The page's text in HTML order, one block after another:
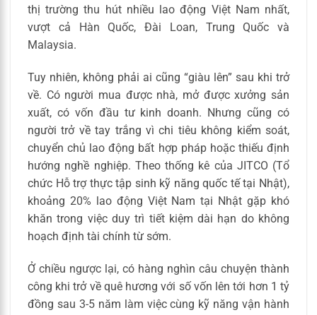
thị trường thu hút nhiều lao động Việt Nam nhất,
vượt cả Hàn Quốc, Đài Loan, Trung Quốc và
Malaysia.
Tuy nhiên, không phải ai cũng “giàu lên” sau khi trở
về. Có người mua được nhà, mở được xưởng sản
xuất, có vốn đầu tư kinh doanh. Nhưng cũng có
người trở về tay trắng vì chi tiêu không kiểm soát,
chuyển chủ lao động bất hợp pháp hoặc thiếu định
hướng nghề nghiệp. Theo thống kê của JITCO (Tổ
chức Hỗ trợ thực tập sinh kỹ năng quốc tế tại Nhật),
khoảng 20% lao động Việt Nam tại Nhật gặp khó
khăn trong việc duy trì tiết kiệm dài hạn do không
hoạch định tài chính từ sớm.
Ở chiều ngược lại, có hàng nghìn câu chuyện thành
công khi trở về quê hương với số vốn lên tới hơn 1 tỷ
đồng sau 3-5 năm làm việc cùng kỹ năng vận hành